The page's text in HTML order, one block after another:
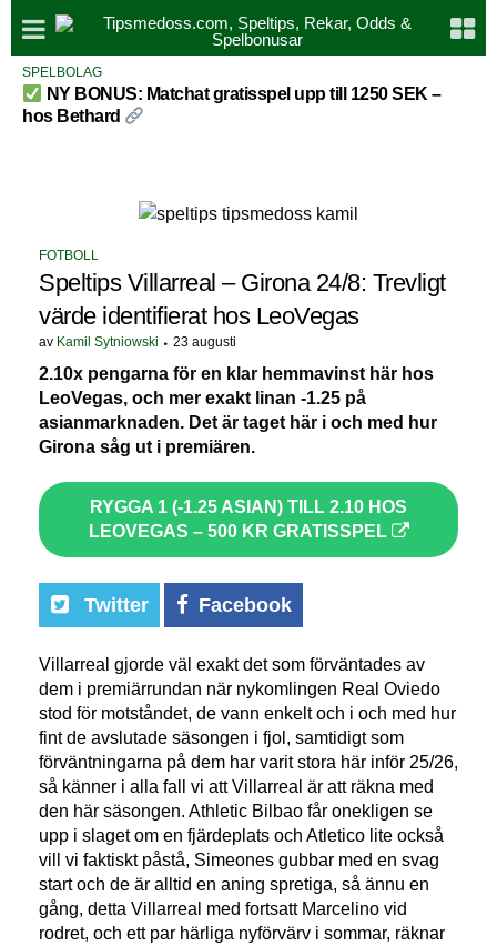
SPELBOLAG
NY BONUS: Matchat gratisspel upp till 1250 SEK –
hos Bethard
FOTBOLL
Speltips Villarreal – Girona 24/8: Trevligt
värde identifierat hos LeoVegas
av Kamil Sytniowski 23 augusti
2.10x pengarna för en klar hemmavinst här hos
LeoVegas, och mer exakt linan -1.25 på
asianmarknaden. Det är taget här i och med hur
Girona såg ut i premiären.
RYGGA 1 (-1.25 ASIAN) TILL 2.10 HOS
LEOVEGAS – 500 KR GRATISSPEL
Twitter Facebook
Villarreal gjorde väl exakt det som förväntades av
dem i premiärrundan när nykomlingen Real Oviedo
stod för motståndet, de vann enkelt och i och med hur
fint de avslutade säsongen i fjol, samtidigt som
förväntningarna på dem har varit stora här inför 25/26,
så känner i alla fall vi att Villarreal är att räkna med
den här säsongen. Athletic Bilbao får onekligen se
upp i slaget om en fjärdeplats och Atletico lite också
vill vi faktiskt påstå, Simeones gubbar med en svag
start och de är alltid en aning spretiga, så ännu en
gång, detta Villarreal med fortsatt Marcelino vid
rodret, och ett par härliga nyförvärv i sommar, räknar